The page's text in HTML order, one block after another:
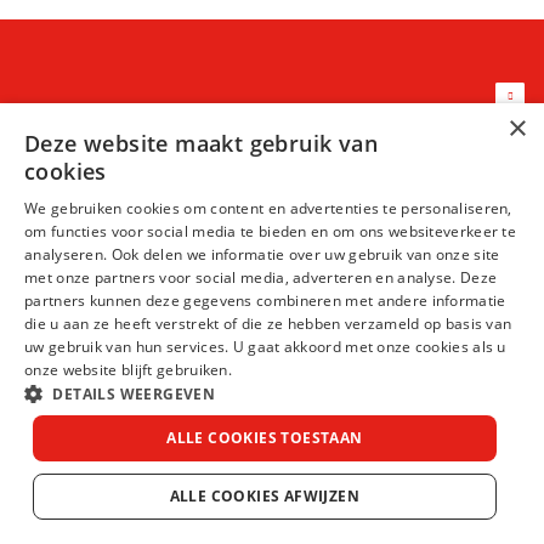
Algemene voorwaarden
Privacy Statement
Cookie statement
Disclaimer
>Uitbetaalkalender
>Ziekte verzuim protocol
© DirectChauffeurs 2023
×
Deze website maakt gebruik van
cookies
We gebruiken cookies om content en advertenties te personaliseren,
om functies voor social media te bieden en om ons websiteverkeer te
analyseren. Ook delen we informatie over uw gebruik van onze site
met onze partners voor social media, adverteren en analyse. Deze
partners kunnen deze gegevens combineren met andere informatie
die u aan ze heeft verstrekt of die ze hebben verzameld op basis van
uw gebruik van hun services. U gaat akkoord met onze cookies als u
onze website blijft gebruiken.
DETAILS WEERGEVEN
ALLE COOKIES TOESTAAN
ALLE COOKIES AFWIJZEN